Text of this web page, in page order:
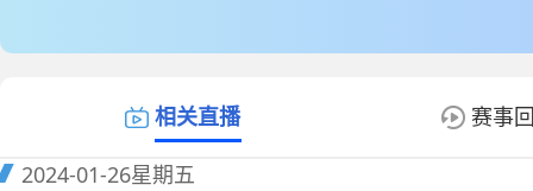
相关直播 赛事
2024-01-26星期五